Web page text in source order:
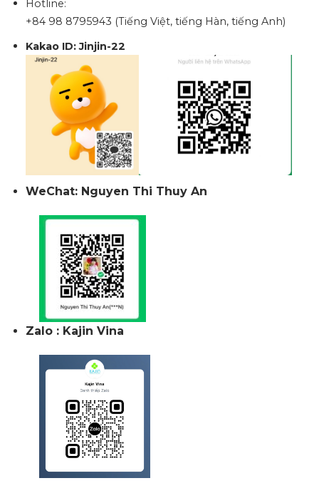
Hotline:
+84 98 8795943 (Tiếng Việt, tiếng Hàn, tiếng Anh)
Kakao ID: Jinjin-22
WeChat: Nguyen Thi Thuy An
Zalo : Kajin Vina